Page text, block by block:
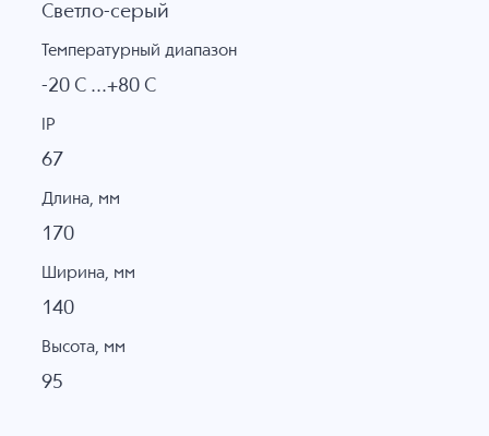
Светло-серый
Температурный диапазон
-20 C ...+80 C
IP
67
Длина, мм
170
Ширина, мм
140
Высота, мм
95